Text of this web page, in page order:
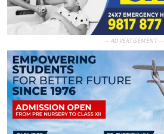
— ADVERTISEMENT —